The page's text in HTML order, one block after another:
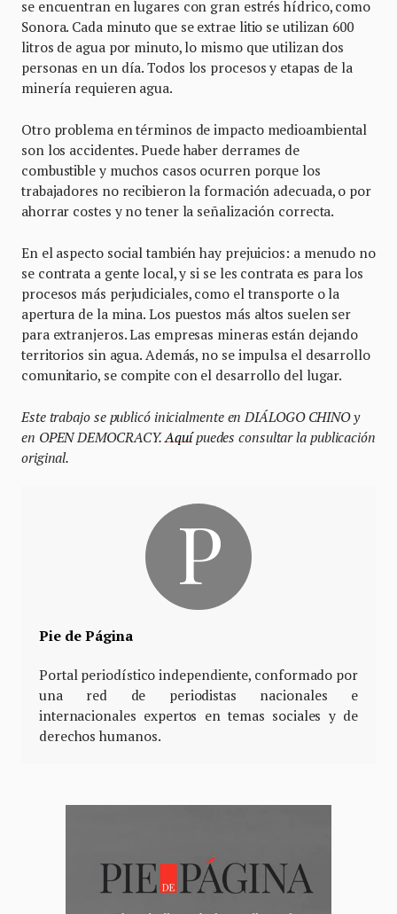
se encuentran en lugares con gran estrés hídrico, como
Sonora. Cada minuto que se extrae litio se utilizan 600
litros de agua por minuto, lo mismo que utilizan dos
personas en un día. Todos los procesos y etapas de la
minería requieren agua.
Otro problema en términos de impacto medioambiental
son los accidentes. Puede haber derrames de
combustible y muchos casos ocurren porque los
trabajadores no recibieron la formación adecuada, o por
ahorrar costes y no tener la señalización correcta.
En el aspecto social también hay prejuicios: a menudo no
se contrata a gente local, y si se les contrata es para los
procesos más perjudiciales, como el transporte o la
apertura de la mina. Los puestos más altos suelen ser
para extranjeros. Las empresas mineras están dejando
territorios sin agua. Además, no se impulsa el desarrollo
comunitario, se compite con el desarrollo del lugar.
Este trabajo se publicó inicialmente en DIÁLOGO CHINO y
en OPEN DEMOCRACY.Aquípuedes consultar la publicación
original.
Pie de Página
Portal periodístico independiente, conformado por
una red de periodistas nacionales e
internacionales expertos en temas sociales y de
derechos humanos.